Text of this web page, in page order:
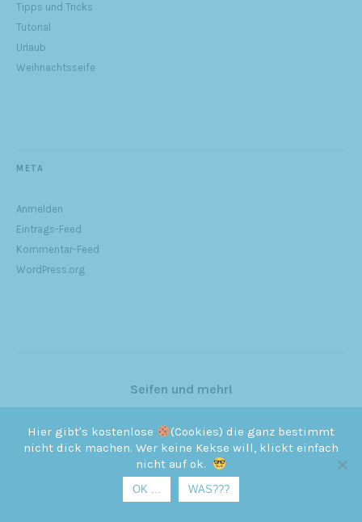
Tipps und Tricks
Tutorial
Urlaub
Weihnachtsseife
META
Anmelden
Eintrags-Feed
Kommentar-Feed
WordPress.org
Seifen und mehr!
byBenjamin Pazdernik
Hier gibt's kostenlose
(Cookies) die ganz bestimmt
nicht dick machen. Wer keine Kekse will, klickt einfach
nicht auf ok.
OK ... WAS???